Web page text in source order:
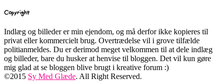
Copyright
Indlæg og billeder er min ejendom, og må derfor ikke kopieres til
privat eller kommercielt brug. Overtrædelse vil i grove tilfælde
politianmeldes. Du er derimod meget velkommen til at dele indlæg
og billeder, bare du husker at henvise til bloggen. Det vil kun gøre
mig glad at se bloggen blive brugt i kreative forum :)
©2015 Sy Med Glæde. All Right Reserved.